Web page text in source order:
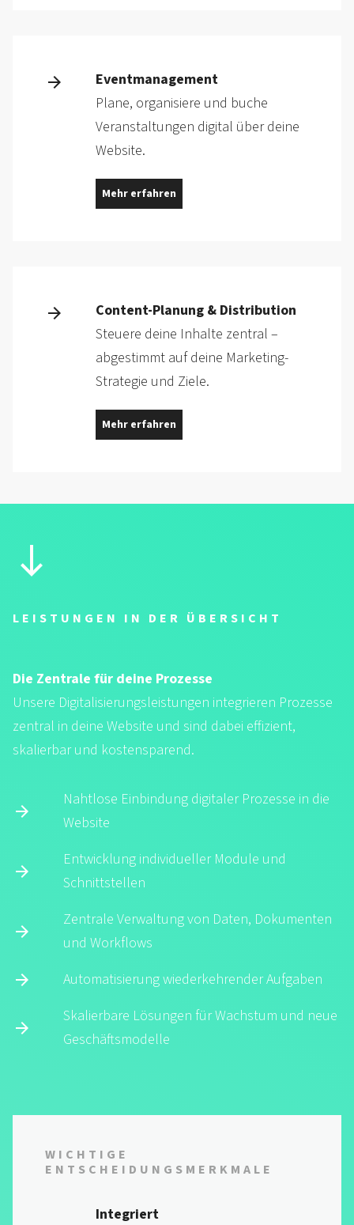
Eventmanagement
Plane, organisiere und buche
Veranstaltungen digital über deine
Website.
Mehr erfahren
Content-Planung & Distribution
Steuere deine Inhalte zentral –
abgestimmt auf deine Marketing-
Strategie und Ziele.
Mehr erfahren
LEISTUNGEN IN DER ÜBERSICHT
Die Zentrale für deine Prozesse
Unsere Digitalisierungsleistungen integrieren Prozesse
zentral in deine Website und sind dabei effizient,
skalierbar und kostensparend.
Nahtlose Einbindung digitaler Prozesse in die
Website
Entwicklung individueller Module und
Schnittstellen
Zentrale Verwaltung von Daten, Dokumenten
und Workflows
Automatisierung wiederkehrender Aufgaben
Skalierbare Lösungen für Wachstum und neue
Geschäftsmodelle
WICHTIGE
ENTSCHEIDUNGS­MERKMALE
Integriert